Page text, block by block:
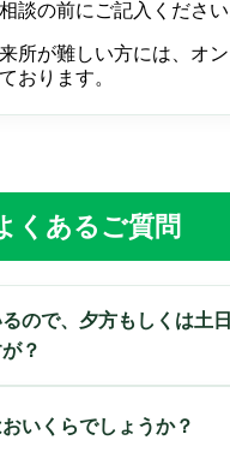
談の前にご記入ください
所が難しい方には、オ
おります。
くあるご質問
ので、夕方もしくは土
？
いくらでしょうか？